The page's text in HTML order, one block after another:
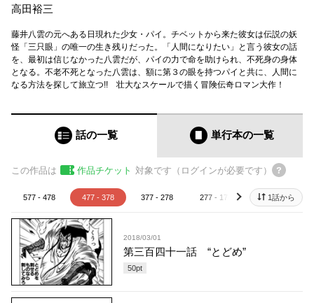
高田裕三
藤井八雲の元へある日現れた少女・パイ。チベットから来た彼女は伝説の妖
怪「三只眼」の唯一の生き残りだった。「人間になりたい」と言う彼女の話
を、最初は信じなかった八雲だが、パイの力で命を助けられ、不死身の身体
となる。不老不死となった八雲は、額に第３の眼を持つパイと共に、人間に
なる方法を探して旅立つ!! 壮大なスケールで描く冒険伝奇ロマン大作！
話の一覧 単行本の一覧
この作品は 作品チケット 対象です（ログインが必要です）
577 - 478 477 - 378 377 - 278 277 - 178 177 - 78
next 1話から
2018/03/01
第三百四十一話 “とどめ”
50pt